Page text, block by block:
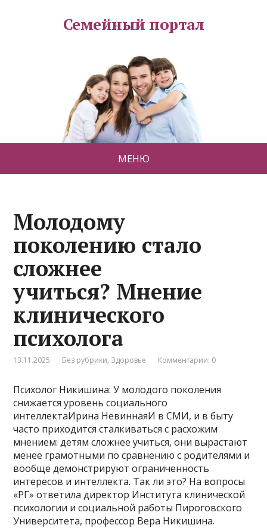
Семейный портал
МЕНЮ
Молодому
поколению стало
сложнее
учиться? Мнение
клинического
психолога
13.11.2025 Без рубрики, Здоровье Комментарии: 0
Психолог Никишина: У молодого поколения
снижается уровень социального
интеллектаИрина НевиннаяИ в СМИ, и в быту
часто приходится сталкиваться с расхожим
мнением: детям сложнее учиться, они вырастают
менее грамотными по сравнению с родителями и
вообще демонстрируют ограниченность
интересов и интеллекта. Так ли это? На вопросы
«РГ» ответила директор Института клинической
психологии и социальной работы Пироговского
Университета, профессор Вера Никишина.